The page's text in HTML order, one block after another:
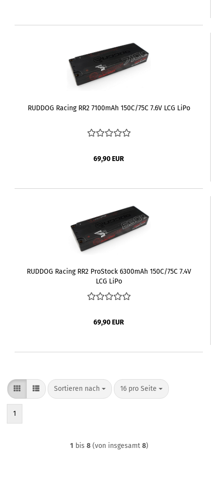
RUDDOG Racing RR2 7100mAh 150C/75C 7.6V LCG LiPo
69,90 EUR
RUDDOG Racing RR2 ProStock 6300mAh 150C/75C 7.4V
LCG LiPo
69,90 EUR
Sortieren nach
Sortieren nach 16 pro Seite
pro Seite
1
1 bis 8(von insgesamt 8)